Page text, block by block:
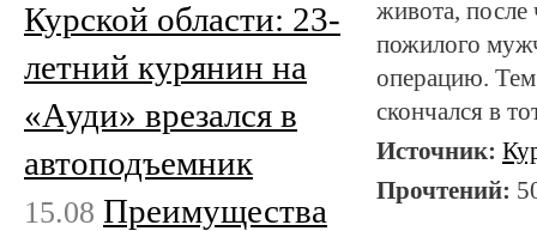
живота,
пожилого
операцию. Тем
скончался в
Источник:
Прочтений:
Курской области: 23-
летний курянин на
«Ауди» врезался в
автоподъемник
15.08 Преимущества